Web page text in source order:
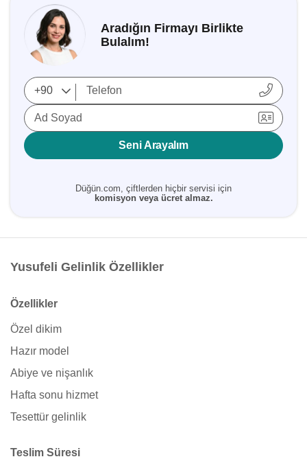
Aradığın Firmayı Birlikte
Bulalım!
Ad Soyad
Seni Arayalım
Düğün.com, çiftlerden hiçbir servisi için
komisyon veya ücret almaz.
Yusufeli Gelinlik Özellikler
Özellikler
Özel dikim
Hazır model
Abiye ve nişanlık
Hafta sonu hizmet
Tesettür gelinlik
Teslim Süresi